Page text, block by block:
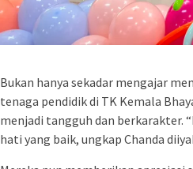
Bukan hanya sekadar mengajar
tenaga pendidik di TK Kemala
menjadi tangguh dan berkarakter.
hati yang baik, ungkap Chanda